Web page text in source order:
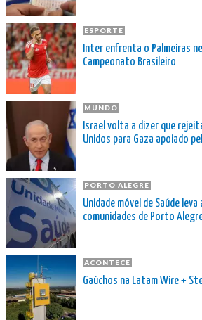
ESPORTE
Inter enfrenta o Palmeiras
Campeonato Brasileiro
MUNDO
Israel volta a dizer que
Unidos para Gaza apoiado
PORTO ALEGRE
Unidade móvel de Saúde
comunidades de Porto
ACONTECE
Gaúchos na Latam Wire +